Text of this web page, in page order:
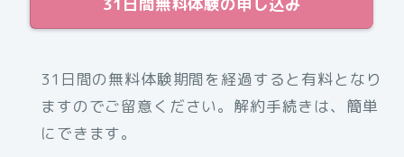
31日間の無料体験期間を経過すると有料となり
ますのでご留意ください。解約手続きは、簡単
にできます。